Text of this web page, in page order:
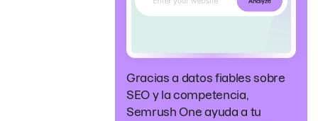
Gracias a datos fiables sobre
SEO y la competencia,
Semrush One ayuda a tu